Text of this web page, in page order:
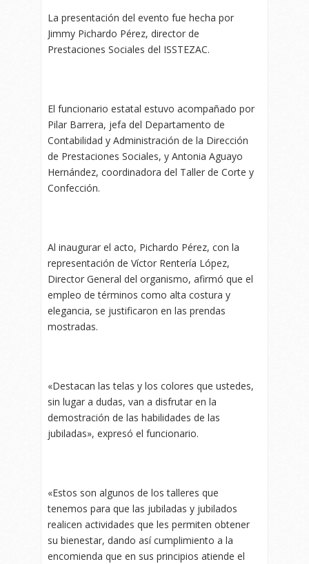
La presentación del evento fue hecha por
Jimmy Pichardo Pérez, director de
Prestaciones Sociales del ISSTEZAC.
El funcionario estatal estuvo acompañado por
Pilar Barrera, jefa del Departamento de
Contabilidad y Administración de la Dirección
de Prestaciones Sociales, y Antonia Aguayo
Hernández, coordinadora del Taller de Corte y
Confección.
Al inaugurar el acto, Pichardo Pérez, con la
representación de Víctor Rentería López,
Director General del organismo, afirmó que el
empleo de términos como alta costura y
elegancia, se justificaron en las prendas
mostradas.
«Destacan las telas y los colores que ustedes,
sin lugar a dudas, van a disfrutar en la
demostración de las habilidades de las
jubiladas», expresó el funcionario.
«Estos son algunos de los talleres que
tenemos para que las jubiladas y jubilados
realicen actividades que les permiten obtener
su bienestar, dando así cumplimiento a la
encomienda que en sus principios atiende el